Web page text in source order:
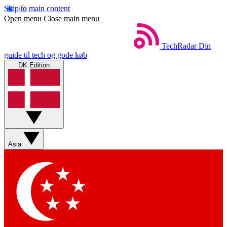
Skip to main content
Open menu Close main menu
TechRadar Din
guide til tech og gode køb
DK Edition
Asia